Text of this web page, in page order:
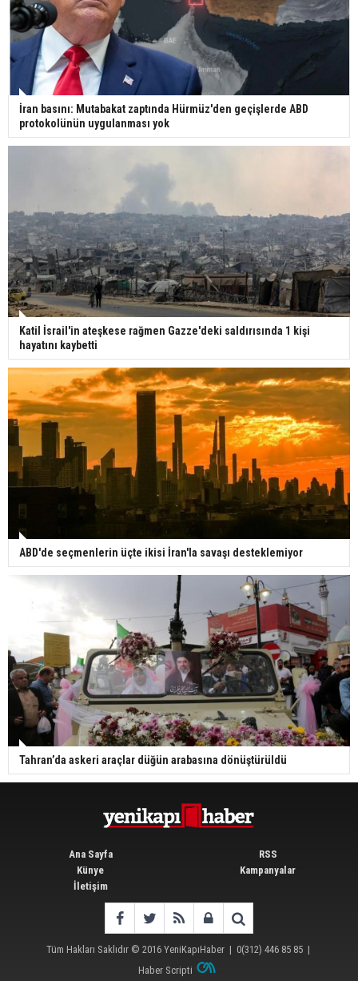
Gazze'deki Sağlık Bakanlığı duyurdu: Vahşetin
pençesinde 2 salgın vaka tespit edildi
İran basını: Mutabakat zaptında Hürmüz'den geçişlerde ABD
protokolünün uygulanması yok
Katil İsrail'in ateşkese rağmen Gazze'deki saldırısında 1 kişi
hayatını kaybetti
ABD'de seçmenlerin üçte ikisi İran'la savaşı desteklemiyor
Tahran’da askeri araçlar düğün arabasına dönüştürüldü
Ana Sayfa
Künye
İletişim
RSS
Kampanyalar
Tüm Hakları Saklıdır © 2016 YeniKapıHaber| 0(312) 446 85 85|
Haber Scripti